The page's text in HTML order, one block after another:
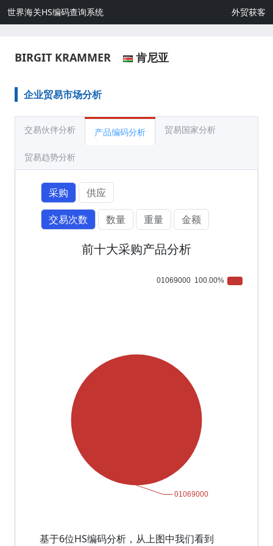
世界海关HS编码查询系统 外贸获客
BIRGIT KRAMMER 肯尼亚
企业贸易市场分析
交易伙伴分析 产品编码分析 贸易国家分析
贸易趋势分析
采购
供应
交易次数
数量 重量 金额
前十大采购产品分析
基于6位HS编码分析，从上图中我们看到